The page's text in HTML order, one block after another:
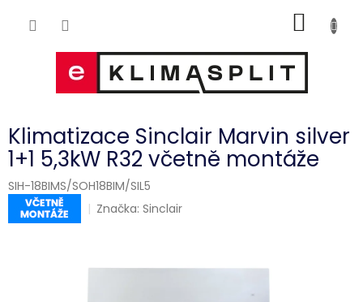
KOŠÍK
Klimatizace Sinclair Marvin silver
1+1 5,3kW R32 včetně montáže
SIH-18BIMS/SOH18BIM/SIL5
Značka:Sinclair